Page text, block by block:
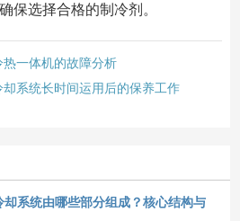
保选择合格的制冷剂。
一体机的故障分析
系统长时间运用后的保养工作
却系统由哪些部分组成？核心结构与